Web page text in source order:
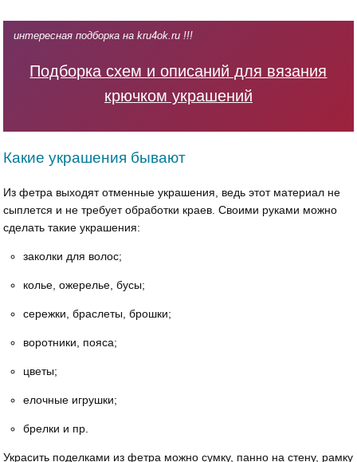
интересная подборка на kru4ok.ru !!!
Подборка схем и описаний для вязания
крючком украшений
Какие украшения бывают
Из фетра выходят отменные украшения, ведь этот материал не
сыплется и не требует обработки краев. Своими руками можно
сделать такие украшения:
заколки для волос;
колье, ожерелье, бусы;
сережки, браслеты, брошки;
воротники, пояса;
цветы;
елочные игрушки;
брелки и пр.
Украсить поделками из фетра можно сумку, панно на стену, рамку